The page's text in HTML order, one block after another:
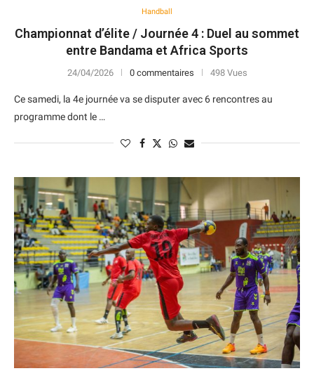
Handball
Championnat d’élite / Journée 4 : Duel au sommet
entre Bandama et Africa Sports
24/04/2026 0 commentaires 498 Vues
Ce samedi, la 4e journée va se disputer avec 6 rencontres au
programme dont le …